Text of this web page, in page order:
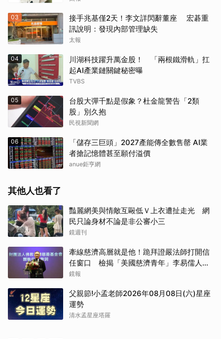
03
接手兆基僅2天！李文詳閃辭董座 宏碁重
訊說明：發現內部管理缺失
太報
04
川湖科技躍升萬金股！ 「兩根鐵滑軌」扛
起AI產業鏈關鍵秘密曝
TVBS
05
台股大彈千點是假象？杜金龍警告「2類
股」別久抱
民視新聞網
06
「儲存三巨頭」2027產能傳全數售罄 AI業
者搶記憶體甚至願付溢價
anue鉅亨網
其他人也看了
豔麗網美與情敵互毆低Ｖ上衣遭扯走光 網
民只論身材不論是非公審小三
鏡週刊
牽線慈濟高層就是他！跪拜證嚴法師打開信
任窗口 檢揭「美國慈濟青年」李易儒人脈
網絡
鏡報
父親節!小孟老師2026年08月08日(六)星座
運勢
清水孟星座塔羅